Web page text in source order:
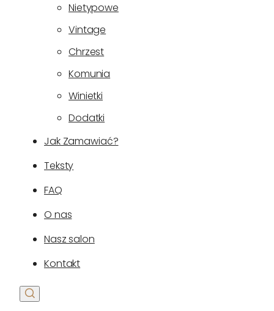
Nietypowe
Vintage
Chrzest
Komunia
Winietki
Dodatki
Jak Zamawiać?
Teksty
FAQ
O nas
Nasz salon
Kontakt